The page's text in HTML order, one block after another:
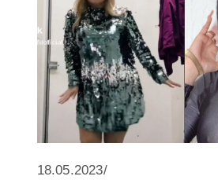
18.05.2023/